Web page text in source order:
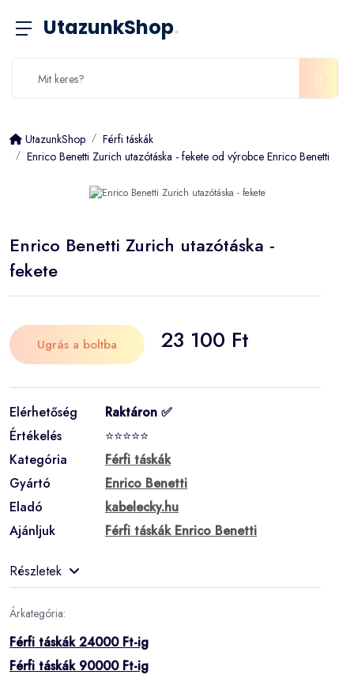
UtazunkShop.
UtazunkShop
Férfi táskák
Enrico Benetti Zurich utazótáska - fekete od výrobce Enrico Benetti
Enrico Benetti Zurich utazótáska -
fekete
Ugrás a boltba 23 100 Ft
Elérhetőség
Raktáron ✅
Értékelés
⭐⭐⭐⭐⭐
Kategória
Férfi táskák
Gyártó
Enrico Benetti
Eladó
kabelecky.hu
Ajánljuk
Férfi táskák Enrico Benetti
Részletek
Árkategória:
Férfi táskák 24000 Ft-ig
Férfi táskák 90000 Ft-ig